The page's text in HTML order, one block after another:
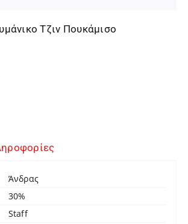
Τζιν Πουκάμισο
Άνδρας
30%
Staff